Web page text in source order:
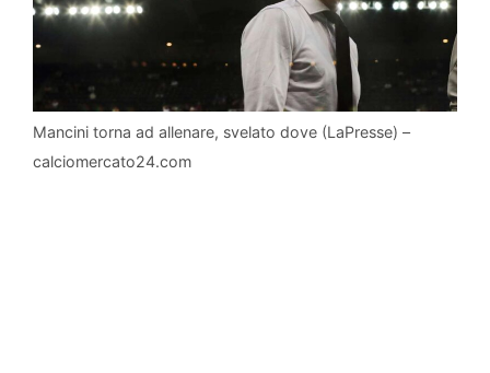
Mancini torna ad allenare, svelato dove (LaPresse) –
calciomercato24.com